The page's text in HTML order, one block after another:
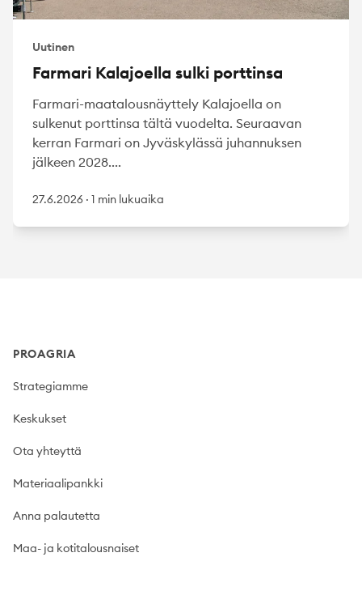
Uutinen
Farmari Kalajoella sulki porttinsa
Farmari-maatalousnäyttely Kalajoella on
sulkenut porttinsa tältä vuodelta. Seuraavan
kerran Farmari on Jyväskylässä juhannuksen
jälkeen 2028....
27.6.2026 · 1 min lukuaika
PROAGRIA
Strategiamme
Keskukset
Ota yhteyttä
Materiaalipankki
Anna palautetta
Maa- ja kotitalousnaiset